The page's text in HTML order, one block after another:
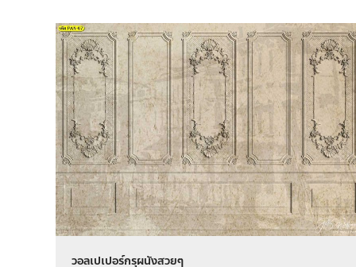
วอลเปเปอร์กรุผนังสวยๆ